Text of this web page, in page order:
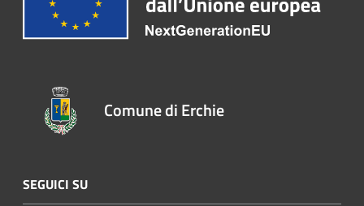
Comune di Erchie
SEGUICI SU